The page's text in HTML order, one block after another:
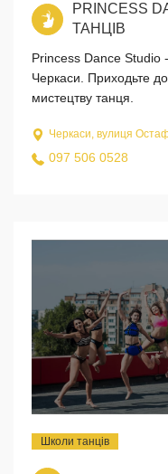
PRINCESS
ТАНЦІВ
Princess Dance Studio -
Черкаси. Приходьте
мистецтву танця.
Черкаси, вулиця
097 506 0528
Школи танців